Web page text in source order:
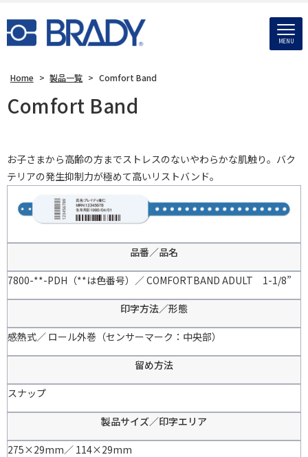
MENU
Home > 製品一覧 > Comfort Band
Comfort Band
お子さまから高齢の方までストレスのないやわらかな肌触り。バク
テリアの発生抑制力が極めて高いリストバンド。
品番／品名
7800-**-PDH（**は色番号）／ COMFORTBAND ADULT 1-1/8”
印字方法／形態
感熱式／ ロール外巻（センサーマーク：中央部）
留め方法
スナップ
製品サイズ／印字エリア
275×29mm／ 114×29mm